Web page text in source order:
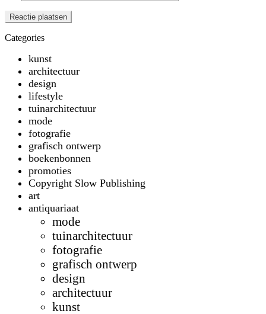
Categories
kunst
architectuur
design
lifestyle
tuinarchitectuur
mode
fotografie
grafisch ontwerp
boekenbonnen
promoties
Copyright Slow Publishing
art
antiquariaat
mode
tuinarchitectuur
fotografie
grafisch ontwerp
design
architectuur
kunst